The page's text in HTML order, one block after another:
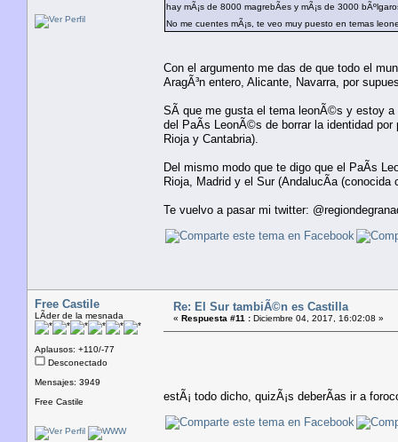
hay mÃ¡s de 8000 magrebÃ­es y mÃ¡s de 3000
No me cuentes mÃ¡s, te veo muy puesto en temas
Con el argumento me das de que todo el
AragÃ³n entero, Alicante, Navarra, por
SÃ­ que me gusta el tema leonÃ©s y estoy
del PaÃ­s LeonÃ©s de borrar la identidad
Rioja y Cantabria).
Del mismo modo que te digo que el PaÃ­s
Rioja, Madrid y el Sur (AndalucÃ­a
Te vuelvo a pasar mi twitter:
Free Castile
LÃ­der de la mesnada
Aplausos: +110/-77
Desconectado
Mensajes: 3949
Free Castile
Re: El Sur tambiÃ©n es Castilla
« Respuesta #11 : Diciembre 04, 2017, 16:02:08 »
estÃ¡ todo dicho, quizÃ¡s deberÃ­as ir a